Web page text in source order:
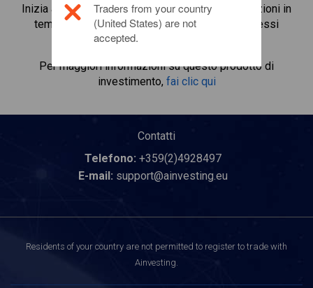
Inizia a fare trading in CFD suASX. Ottieni quotazioni in
tempo reale e ricevi dividendi, come se detenessi
l’azione stessa.
Per maggiori informazioni su questo prodotto di
investimento, fai clic qui
Contatti
Telefono: +359(2)4928497
E-mail: support@ainvesting.eu
Residents of your country are not permitted to register to trade with
Ainvesting.
Traders from your country
(United States) are not
accepted.